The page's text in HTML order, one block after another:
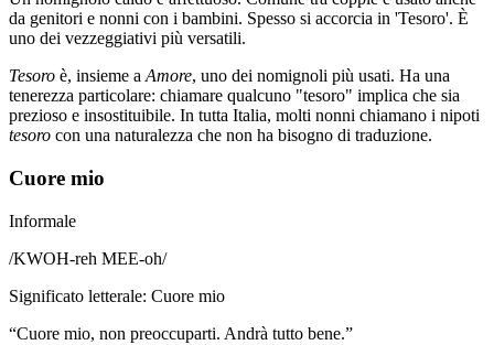
da genitori e nonni con i bambini. Spesso si accorcia in 'Tesoro'. È
uno dei vezzeggiativi più versatili.
Tesoro è, insieme aAmore, uno dei nomignoli più usati. Ha una
tenerezza particolare: chiamare qualcuno "tesoro" implica che sia
prezioso e insostituibile. In tutta Italia, molti nonni chiamano i nipoti
tesoro con una naturalezza che non ha bisogno di traduzione.
Cuore mio
Informale
/KWOH-reh MEE-oh/
Significato letterale: Cuore mio
“Cuore mio, non preoccuparti. Andrà tutto bene.”